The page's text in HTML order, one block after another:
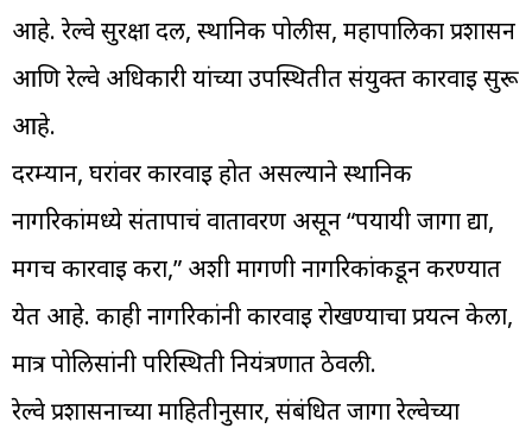
आहे. रेल्वे सुरक्षा दल, स्थानिक पोलीस, महापालिका प्रशासन
आणि रेल्वे अधिकारी यांच्या उपस्थितीत संयुक्त कारवाई सुरू
आहे.
दरम्यान, घरांवर कारवाई होत असल्याने स्थानिक
नागरिकांमध्ये संतापाचं वातावरण असून “पर्यायी जागा द्या,
मगच कारवाई करा,” अशी मागणी नागरिकांकडून करण्यात
येत आहे. काही नागरिकांनी कारवाई रोखण्याचा प्रयत्न केला,
मात्र पोलिसांनी परिस्थिती नियंत्रणात ठेवली.
रेल्वे प्रशासनाच्या माहितीनुसार, संबंधित जागा रेल्वेच्या